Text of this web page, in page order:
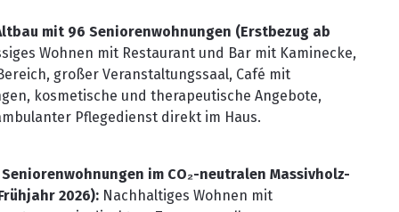
mit 96 Seniorenwohnungen (Erstbezug ab
Wohnen mit Restaurant und Bar mit Kaminecke,
großer Veranstaltungssaal, Café mit
kosmetische und therapeutische Angebote,
Pflegedienst direkt im Haus.
Seniorenwohnungen im CO₂-neutralen Massivholz-
2026): Nachhaltiges Wohnen mit